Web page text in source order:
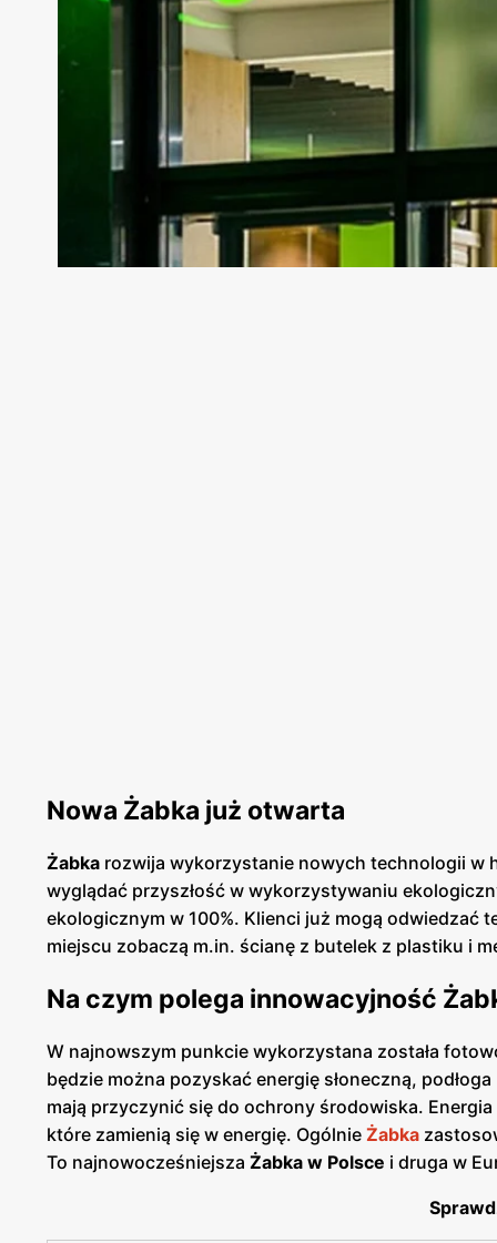
Nowa Żabka już otwarta
Żabka rozwija wykorzystanie nowych technologii w
wyglądać przyszłość w wykorzystywaniu
ekologicznym w 100%. Klienci już mogą odwiedzać
miejscu zobaczą m.in. ścianę z butelek z plastiku i
Na czym polega innowacyjność
W najnowszym punkcie wykorzystana została
będzie można pozyskać energię słoneczną,
mają przyczynić się do ochrony środowiska.
które zamienią się w energię. Ogólnie Żabka
To najnowocześniejsza Żabka w Polsce i druga w